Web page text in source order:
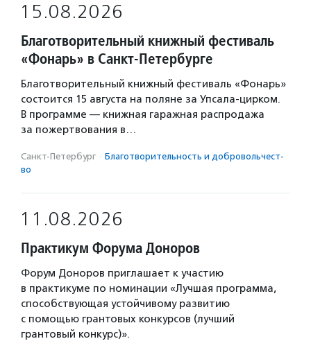
15.08.2026
Благотворительный книжный фестиваль
«Фонарь» в Санкт-Петербурге
Благотворительный книжный фестиваль «Фонарь»
состоится 15 августа на поляне за Упсала-цирком.
В программе — книжная гаражная распродажа
за пожертвования в…
Санкт-Петербург · Благотвори­тель­ность и доброволь­чест­
во
11.08.2026
Практикум Форума Доноров
Форум Доноров приглашает к участию
в практикуме по номинации «Лучшая программа,
способствующая устойчивому развитию
с помощью грантовых конкурсов (лучший
грантовый конкурс)».